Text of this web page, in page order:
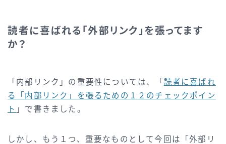
読者に喜ばれる「外部リンク」を張ってます
か？
「内部リンク」の重要性については、「 読者に喜ばれ
る「内部リンク」を張るための１２のチェックポイン
ト 」で書きました。
しかし、もう１つ、重要なものとして今回は「外部リ